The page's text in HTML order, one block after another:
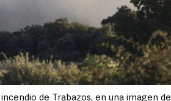
de Trabazos, en una imagen de